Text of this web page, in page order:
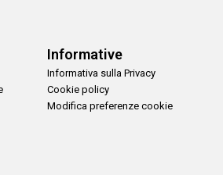
Informative
Informativa sulla Privacy
Cookie policy
Modifica preferenze cookie